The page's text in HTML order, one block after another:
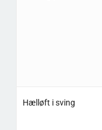
Hælløft i sving